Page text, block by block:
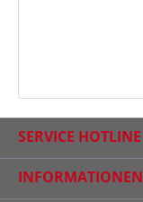
SERVICE HOTLINE
INFORMATIONEN